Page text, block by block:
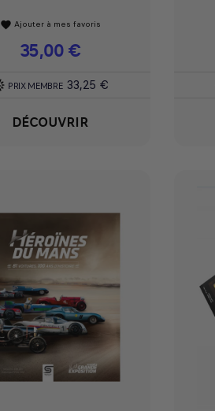
favorite Ajouter à mes favoris
Prix
35,00 €
PRIX MEMBRE 33,25 €
DÉCOUVRIR